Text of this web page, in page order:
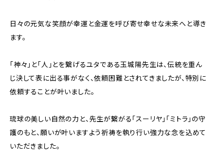
日々の元気な笑顔が幸運と金運を呼び寄せ幸せな未来へと導き
ます。
「神々」と「人」とを繋げるユタである玉城陽先生は、伝統を重ん
じ決して表に出る事がなく、依頼困難とされてきましたが、特別に
依頼することが叶いました。
琉球の美しい自然の力と、先生が繋がる「スーリヤ」「ミトラ」の守
護のもと、願いが叶いますよう祈祷を執り行い強力な念を込めて
いただきました。